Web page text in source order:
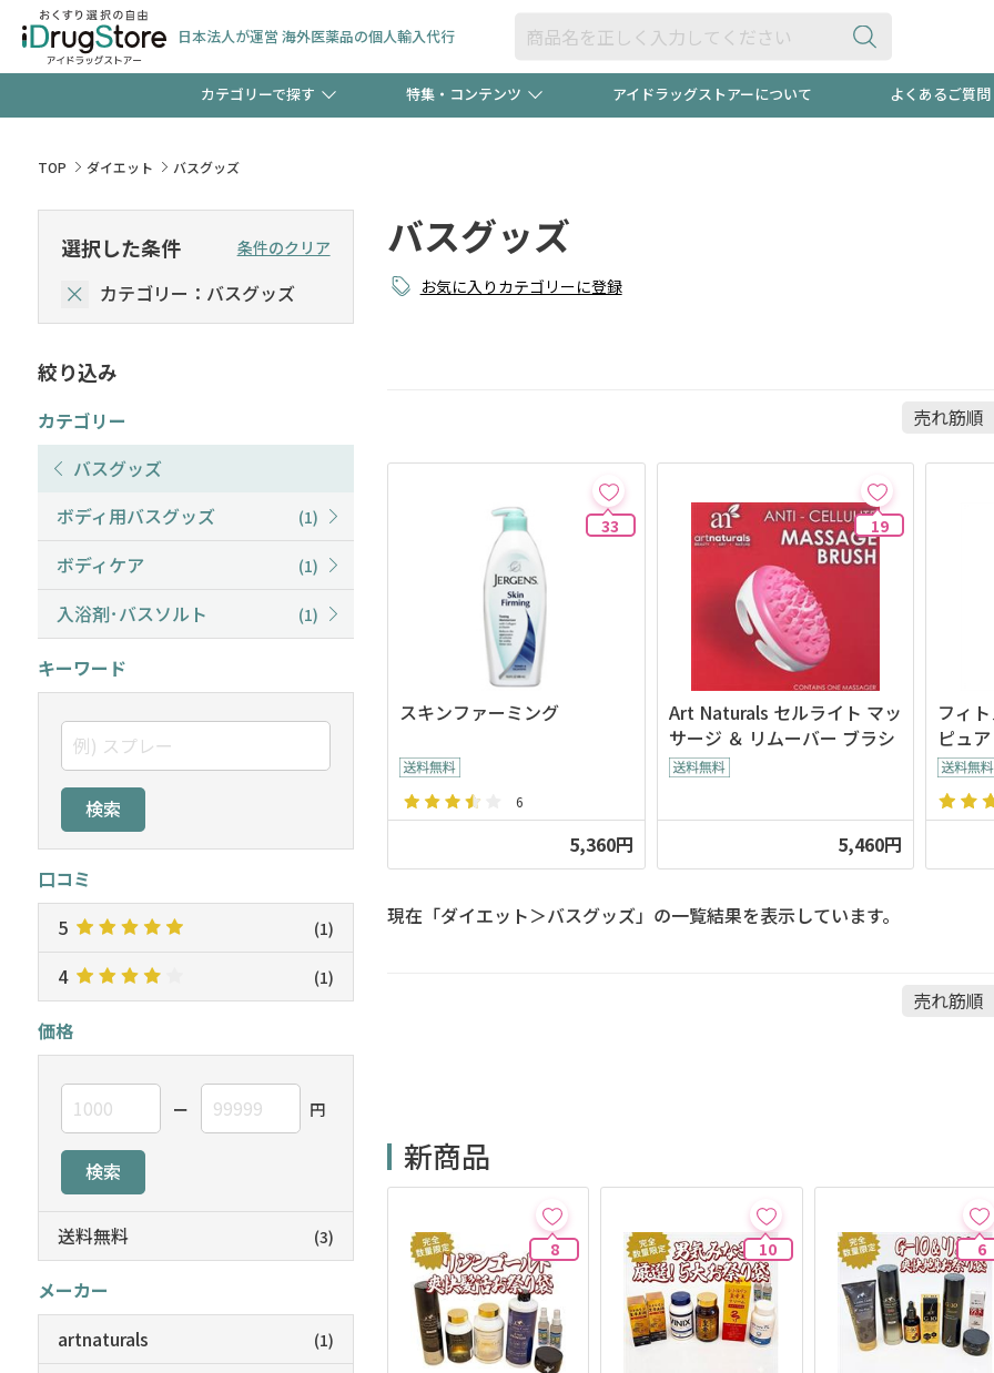
日本法人が運営 海外医薬品の個人輸入代行
カテゴリーで探す
一般医薬品(OTC)
検査キット ペット用品
特集・コンテンツ
新規登録で！今すぐ使えるクーポンプレゼント中！！
今売れて
アイドラッグストアーについて よくあるご質問
TOP ダイエット バスグッズ
選択した条件 条件のクリア
カテゴリー：バスグッズ
絞り込み
カテゴリー
バスグッズ
ボディ用バスグッズ
(1)
ボディケア (1)
入浴剤･バスソルト (1)
キーワード
検索
口コミ
5
(1)
4 (1)
価格
ー 円
検索
送料無料 (3)
メーカー
artnaturals
(1)
バスグッズ
お気に入りカテゴリーに登録
33
スキンファーミング
6
5,360円
19
Art Naturals セルライト マッ
サージ ＆ リムーバー ブラシ
5,460円
フィ
ピュア
現在「ダイエット＞バスグッズ」の一覧結果を表示しています。
新商品
8 10 6